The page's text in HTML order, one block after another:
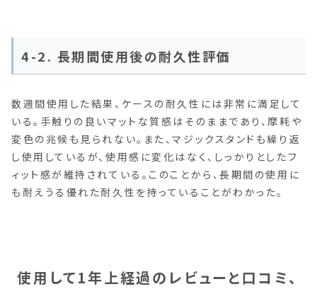
4-2. 長期間使用後の耐久性評価
数週間使用した結果、ケースの耐久性には非常に満足して
いる。手触りの良いマットな質感はそのままであり、摩耗や
変色の兆候も見られない。また、マジックスタンドも繰り返
し使用しているが、使用感に変化はなく、しっかりとしたフ
ィット感が維持されている。このことから、長期間の使用に
も耐えうる優れた耐久性を持っていることがわかった。
使用して1年上経過のレビューと口コミ、